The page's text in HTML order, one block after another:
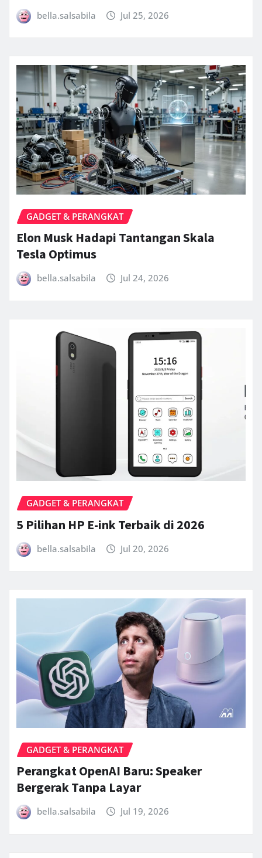
bella.salsabila Jul 25, 2026
GADGET & PERANGKAT
Elon Musk Hadapi Tantangan Skala
Tesla Optimus
bella.salsabila Jul 24, 2026
GADGET & PERANGKAT
5 Pilihan HP E-ink Terbaik di 2026
bella.salsabila Jul 20, 2026
GADGET & PERANGKAT
Perangkat OpenAI Baru: Speaker
Bergerak Tanpa Layar
bella.salsabila Jul 19, 2026